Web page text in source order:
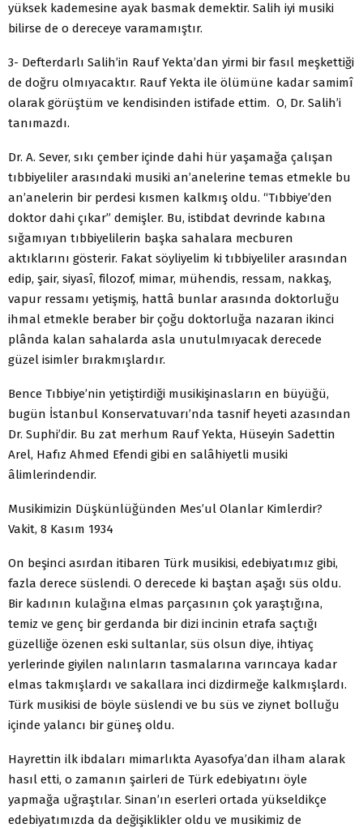
yüksek kademesine ayak basmak demektir. Salih iyi musiki
bilirse de o dereceye varamamıştır.
3- Defterdarlı Salih’in Rauf Yekta’dan yirmi bir fasıl meşkettiği
de doğru olmıyacaktır. Rauf Yekta ile ölümüne kadar samimî
olarak görüştüm ve kendisinden istifade ettim. O, Dr. Salih’i
tanımazdı.
Dr. A. Sever, sıkı çember içinde dahi hür yaşamağa çalışan
tıbbiyeliler arasındaki musiki an’anelerine temas etmekle bu
an’anelerin bir perdesi kısmen kalkmış oldu. “Tıbbiye’den
doktor dahi çıkar” demişler. Bu, istibdat devrinde kabına
sığamıyan tıbbiyelilerin başka sahalara mecburen
aktıklarını gösterir. Fakat söyliyelim ki tıbbiyeliler arasından
edip, şair, siyasî, filozof, mimar, mühendis, ressam, nakkaş,
vapur ressamı yetişmiş, hattâ bunlar arasında doktorluğu
ihmal etmekle beraber bir çoğu doktorluğa nazaran ikinci
plânda kalan sahalarda asla unutulmıyacak derecede
güzel isimler bırakmışlardır.
Bence Tıbbiye’nin yetiştirdiği musikişinasların en büyüğü,
bugün İstanbul Konservatuvarı’nda tasnif heyeti azasından
Dr. Suphi’dir. Bu zat merhum Rauf Yekta, Hüseyin Sadettin
Arel, Hafız Ahmed Efendi gibi en salâhiyetli musiki
âlimlerindendir.
Musikimizin Düşkünlüğünden Mes’ul Olanlar Kimlerdir?
Vakit, 8 Kasım 1934
On beşinci asırdan itibaren Türk musikisi, edebiyatımız gibi,
fazla derece süslendi. O derecede ki baştan aşağı süs oldu.
Bir kadının kulağına elmas parçasının çok yaraştığına,
temiz ve genç bir gerdanda bir dizi incinin etrafa saçtığı
güzelliğe özenen eski sultanlar, süs olsun diye, ihtiyaç
yerlerinde giyilen nalınların tasmalarına varıncaya kadar
elmas takmışlardı ve sakallara inci dizdirmeğe kalkmışlardı.
Türk musikisi de böyle süslendi ve bu süs ve ziynet bolluğu
içinde yalancı bir güneş oldu.
Hayrettin ilk ibdaları mimarlıkta Ayasofya’dan ilham alarak
hasıl etti, o zamanın şairleri de Türk edebiyatını öyle
yapmağa uğraştılar. Sinan’ın eserleri ortada yükseldikçe
edebiyatımızda da değişiklikler oldu ve musikimiz de